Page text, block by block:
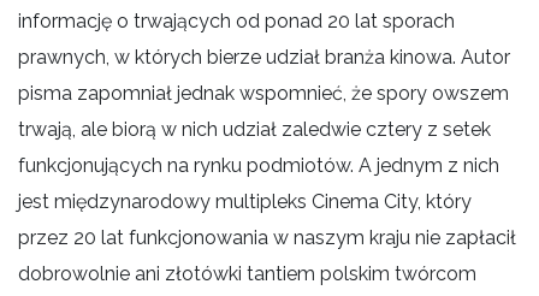
informację o trwających od ponad 20 lat sporach
prawnych, w których bierze udział branża kinowa. Autor
pisma zapomniał jednak wspomnieć, że spory owszem
trwają, ale biorą w nich udział zaledwie cztery z setek
funkcjonujących na rynku podmiotów. A jednym z nich
jest międzynarodowy multipleks Cinema City, który
przez 20 lat funkcjonowania w naszym kraju nie zapłacił
dobrowolnie ani złotówki tantiem polskim twórcom